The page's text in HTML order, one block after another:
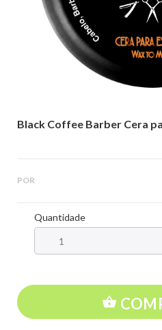
Black Coffee Barber Cera
POR
Quantidade